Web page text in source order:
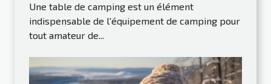
Une table de camping est un élément
indispensable de l'équipement de camping pour
tout amateur de...